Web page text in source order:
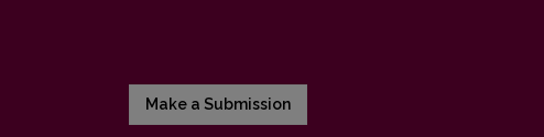
Make a Submission